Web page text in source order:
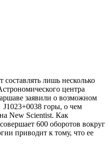
лишь несколько
центра
заявили о возможном
J1023+0038 горы, о чем
New Scientist. Как
600 оборотов вокруг
приводит к тому, что ее